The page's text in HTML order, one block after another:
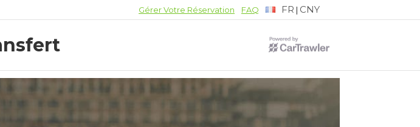
Gérer Votre Réservation FAQ FR | CNY